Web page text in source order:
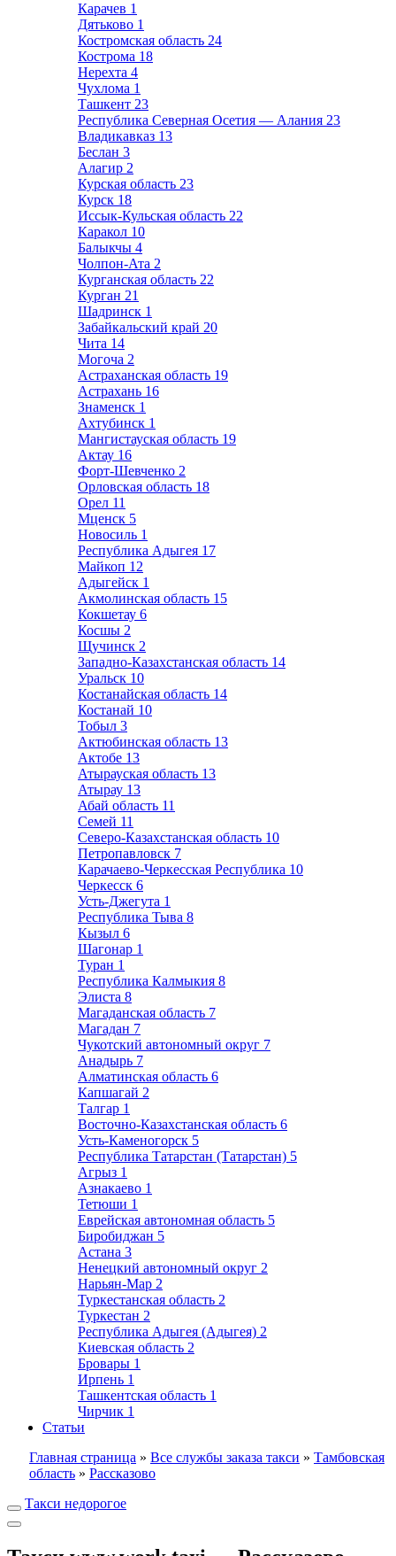
Карачев 1
Дятьково 1
Костромская область 24
Кострома 18
Нерехта 4
Чухлома 1
Ташкент 23
Республика Северная Осетия — Алания 23
Владикавказ 13
Беслан 3
Алагир 2
Курская область 23
Курск 18
Иссык-Кульская область 22
Каракол 10
Балыкчы 4
Чолпон-Ата 2
Курганская область 22
Курган 21
Шадринск 1
Забайкальский край 20
Чита 14
Могоча 2
Астраханская область 19
Астрахань 16
Знаменск 1
Ахтубинск 1
Мангистауская область 19
Актау 16
Форт-Шевченко 2
Орловская область 18
Орел 11
Мценск 5
Новосиль 1
Республика Адыгея 17
Майкоп 12
Адыгейск 1
Акмолинская область 15
Кокшетау 6
Косшы 2
Щучинск 2
Западно-Казахстанская область 14
Уральск 10
Костанайская область 14
Костанай 10
Тобыл 3
Актюбинская область 13
Актобе 13
Атырауская область 13
Атырау 13
Абай область 11
Семей 11
Северо-Казахстанская область 10
Петропавловск 7
Карачаево-Черкесская Республика 10
Черкесск 6
Усть-Джегута 1
Республика Тыва 8
Кызыл 6
Шагонар 1
Туран 1
Республика Калмыкия 8
Элиста 8
Магаданская область 7
Магадан 7
Чукотский автономный округ 7
Анадырь 7
Алматинская область 6
Капшагай 2
Талгар 1
Восточно-Казахстанская область 6
Усть-Каменогорск 5
Республика Татарстан (Татарстан) 5
Агрыз 1
Азнакаево 1
Тетюши 1
Еврейская автономная область 5
Биробиджан 5
Астана 3
Ненецкий автономный округ 2
Нарьян-Мар 2
Туркестанская область 2
Туркестан 2
Республика Адыгея (Адыгея) 2
Киевская область 2
Бровары 1
Ирпень 1
Ташкентская область 1
Чирчик 1
Статьи
Главная страница » Все службы заказа такси » Тамбовская
область » Рассказово
Такси недорогое